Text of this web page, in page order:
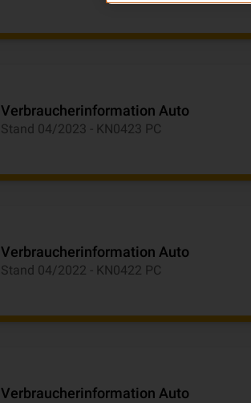
Verbraucherinformation Auto
Stand 04/2023 - KN0423 PC
Verbraucherinformation Auto
Stand 04/2022 - KN0422 PC
Verbraucherinformation Auto